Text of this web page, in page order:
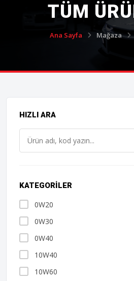
TÜM
Ana Sayfa Mağaza
HIZLI ARA
KATEGORILER
0W20
0W30
0W40
10W40
10W60